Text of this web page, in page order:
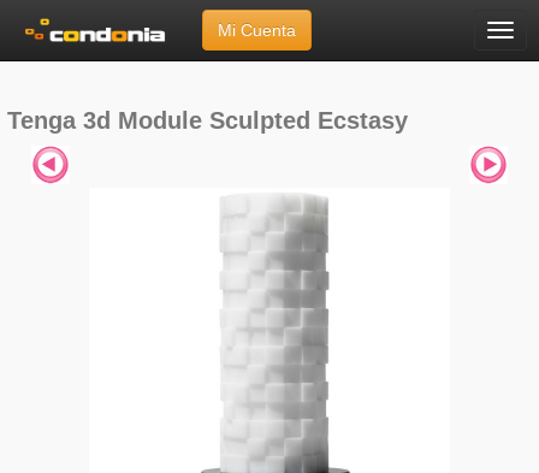
Menú
Mi Cuenta
Tenga 3d Module Sculpted Ecstasy
Tenga 3d Module Sculpted Ecstasy